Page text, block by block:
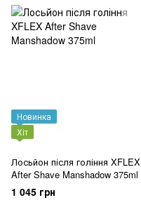
Новинка
Хіт
Лосьйон після гоління XFLEX
After Shave Manshadow 375ml
1 045 грн